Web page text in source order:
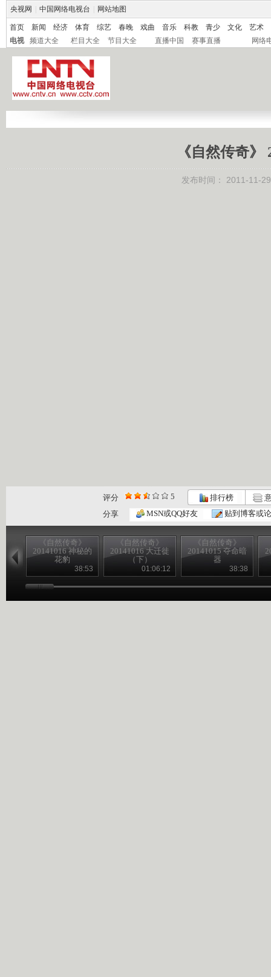
央视网 中国网络电视台 网站地图
首页 新闻 经济 体育 综艺 春晚 戏曲 音乐 科教 青少 文化
艺术
电视
频道大全 栏目大全 节目大全 直播中国 赛事直播 网络
《自然传奇》
发布时间： 2011-11-
评分 5 排行榜
分享
MSN或QQ好友 贴到博客或
《自然传奇》
20141016 神秘的
花豹
38:53
《自然传奇》
20141016 大迁徙
（下）
01:06:12
《自然传奇》
20141015 夺命暗
器
38:38